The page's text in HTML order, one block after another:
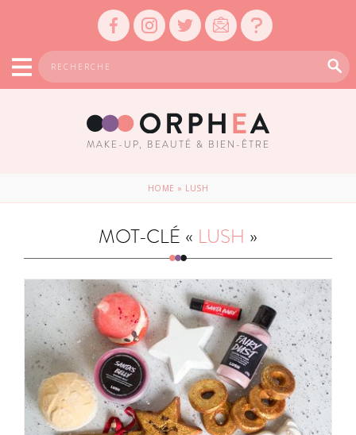
MAKE-UP, BEAUTÉ & BIEN-ÊTRE
HOME » LUSH
MOT-CLÉ « LUSH »